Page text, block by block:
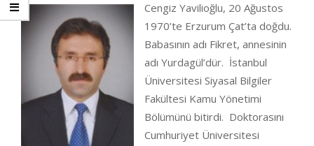
Cengiz Yavilioğlu, 20 Ağustos
1970’te Erzurum Çat’ta doğdu.
Babasının adı Fikret, annesinin
adı Yurdagül’dür. İstanbul
Üniversitesi Siyasal Bilgiler
Fakültesi Kamu Yönetimi
Bölümünü bitirdi. Doktorasını
Cumhuriyet Üniversitesi